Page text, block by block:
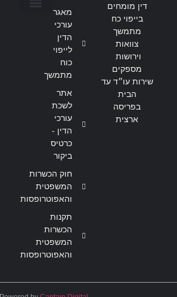
דין מומחים
בייפוי כח
מתמשך
צוואות
וירושות
מספקים
שירות עו״ד עד
הבית
בפריסה
ארצית
מאגר
עורכי
הדין
לייפוי
כוח
מתמשך
אתר
לשכת
עורכי
הדין -
כרטיס
ביקור
חוק הכשרות
המשפטית
והאפוטרופסות
תקנות
הכשרות
המשפטית
והאפוטרופסות